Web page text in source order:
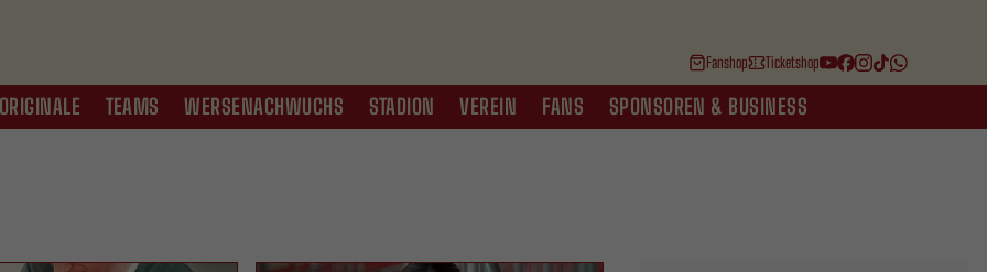
Fanshop Ticketshop
TEAMS WERSENACHWUCHS STADION VEREIN FANS SPONSOREN & BUSINESS